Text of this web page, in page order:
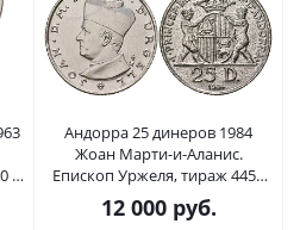
и
Андорра 25 динеров 1984
Жоан Марти-и-Аланис.
Епископ Уржеля, тираж 4450
экз. KM 18 серебро BU 4368-
121
12 000руб.